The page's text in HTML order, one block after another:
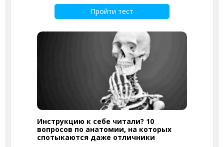
Пройти тест
Инструкцию к себе читали? 10
вопросов по анатомии, на которых
спотыкаются даже отличники